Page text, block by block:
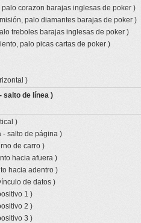
palo corazon barajas inglesas de poker )
palo diamantes barajas de poker )
treboles barajas inglesas de poker )
palo picas cartas de poker )
)
salto de línea )
)
- salto de página )
de carro )
hacia afuera )
hacia adentro )
de datos )
1 )
2 )
3 )